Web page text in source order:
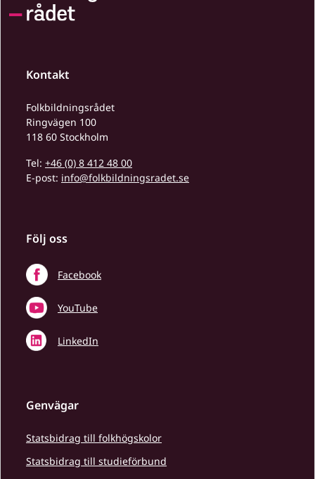
Kontakt
Folkbildningsrådet
Ringvägen 100
118 60 Stockholm
Tel: +46 (0) 8 412 48 00
E-post: info@folkbildningsradet.se
Följ oss
Facebook
YouTube
LinkedIn
Genvägar
Statsbidrag till folkhögskolor
Statsbidrag till studieförbund